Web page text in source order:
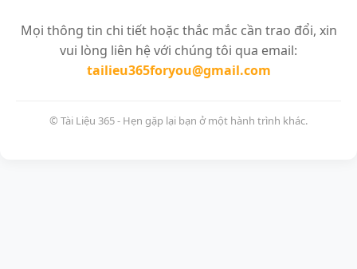
Mọi thông tin chi tiết hoặc thắc mắc cần trao đổi, xin
vui lòng liên hệ với chúng tôi qua email:
tailieu365foryou@gmail.com
© Tài Liệu 365 - Hẹn gặp lại bạn ở một hành trình khác.